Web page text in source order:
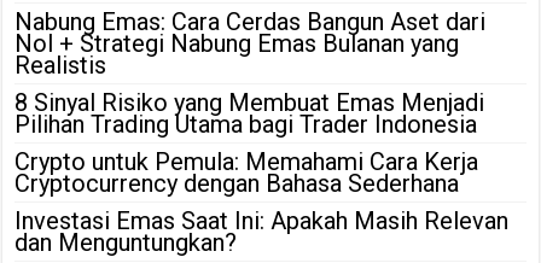
Nabung Emas: Cara Cerdas Bangun Aset dari
Nol + Strategi Nabung Emas Bulanan yang
Realistis
8 Sinyal Risiko yang Membuat Emas Menjadi
Pilihan Trading Utama bagi Trader Indonesia
Crypto untuk Pemula: Memahami Cara Kerja
Cryptocurrency dengan Bahasa Sederhana
Investasi Emas Saat Ini: Apakah Masih Relevan
dan Menguntungkan?